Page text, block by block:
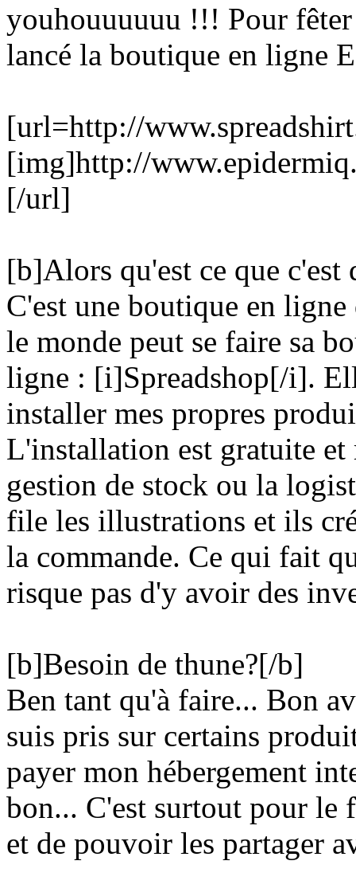
youhouuuuuu !!! Pour
lancé la boutique en ligne
[url=http://
[img]http://
[/url]
[b]Alors qu'est ce que c'est
C'est une boutique en
le monde peut se faire sa
ligne : [i]Spreadshop[/i].
installer mes propres
L'installation est gratuite
gestion de stock ou la
file les illustrations et ils
la commande. Ce qui fait
risque pas d'y avoir des
[b]Besoin de thune?[/b]
Ben tant qu'à faire... Bon
suis pris sur certains
payer mon hébergement
bon... C'est surtout pour le
et de pouvoir les partager